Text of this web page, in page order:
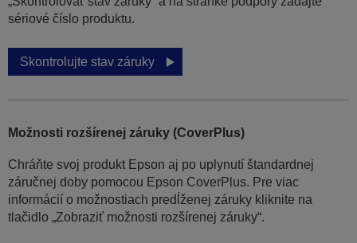
sériové číslo produktu.
Skontrolujte stav záruky
Možnosti rozšírenej záruky (CoverPlus)
Chráňte svoj produkt Epson aj po uplynutí štandardnej
záručnej doby pomocou Epson CoverPlus. Pre viac
informácií o možnostiach predĺženej záruky kliknite na
tlačidlo „Zobraziť možnosti rozšírenej záruky“.